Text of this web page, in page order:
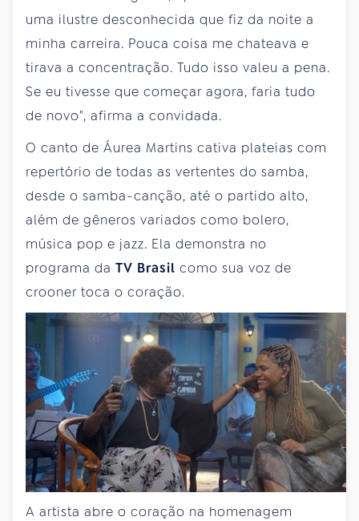
uma ilustre desconhecida que fiz da noite a
minha carreira. Pouca coisa me chateava e
tirava a concentração. Tudo isso valeu a pena.
Se eu tivesse que começar agora, faria tudo
de novo", afirma a convidada.
O canto de Áurea Martins cativa plateias com
repertório de todas as vertentes do samba,
desde o samba-canção, até o partido alto,
além de gêneros variados como bolero,
música pop e jazz. Ela demonstra no
programa da TV Brasil como sua voz de
crooner toca o coração.
A artista abre o coração na homenagem